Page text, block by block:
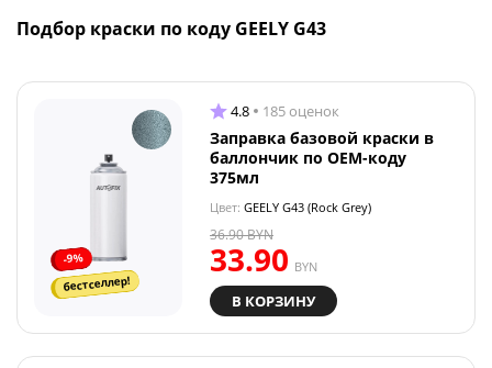
Подбор краски по коду GEELY G43
-9%
бестселлер!
4.8 185 оценок
Заправка базовой краски в
баллончик по OEM-коду
375мл
Цвет: GEELY G43 (Rock Grey)
33.90 BYN
36.90BYN
В КОРЗИНУ